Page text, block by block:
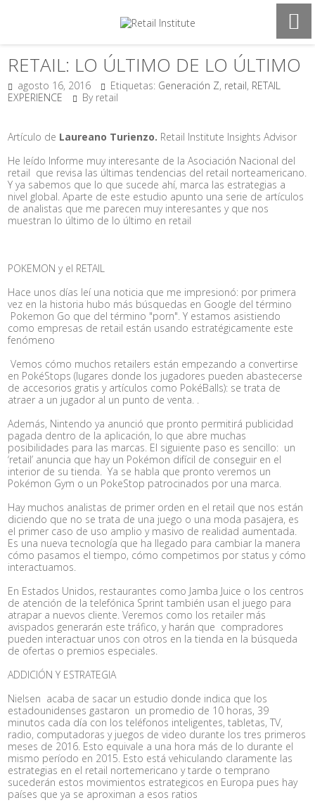
RETAIL: LO ÚLTIMO DE LO ÚLTIMO
agosto 16, 2016 Etiquetas: Generación Z, retail, RETAIL
EXPERIENCE
By retail
Artículo de Laureano Turienzo. Retail Institute Insights Advisor
He leído Informe muy interesante de la Asociación Nacional del
retail que revisa las últimas tendencias del retail norteamericano.
Y ya sabemos que lo que sucede ahí, marca las estrategias a
nivel global. Aparte de este estudio apunto una serie de artículos
de analistas que me parecen muy interesantes y que nos
muestran lo último de lo último en retail
POKEMON y el RETAIL
Hace unos días leí una noticia que me impresionó: por primera
vez en la historia hubo más búsquedas en Google del término
Pokemon Go que del término "porn". Y estamos asistiendo
como empresas de retail están usando estratégicamente este
fenómeno
Vemos cómo muchos retailers están empezando a convertirse
en PokéStops (lugares donde los jugadores pueden abastecerse
de accesorios gratis y artículos como PokéBalls): se trata de
atraer a un jugador al un punto de venta. .
Además, Nintendo ya anunció que pronto permitirá publicidad
pagada dentro de la aplicación, lo que abre muchas
posibilidades para las marcas. El siguiente paso es sencillo: un
‘retail’ anuncia que hay un Pokémon difícil de conseguir en el
interior de su tienda. Ya se habla que pronto veremos un
Pokémon Gym o un PokeStop patrocinados por una marca.
Hay muchos analistas de primer orden en el retail que nos están
diciendo que no se trata de una juego o una moda pasajera, es
el primer caso de uso amplio y masivo de realidad aumentada.
Es una nueva tecnología que ha llegado para cambiar la manera
cómo pasamos el tiempo, cómo competimos por status y cómo
interactuamos.
En Estados Unidos, restaurantes como Jamba Juice o los centros
de atención de la telefónica Sprint también usan el juego para
atrapar a nuevos cliente. Veremos como los retailer más
avispados generarán este tráfico, y harán que compradores
pueden interactuar unos con otros en la tienda en la búsqueda
de ofertas o premios especiales.
ADDICIÓN Y ESTRATEGIA
Nielsen acaba de sacar un estudio donde indica que los
estadounidenses gastaron un promedio de 10 horas, 39
minutos cada día con los teléfonos inteligentes, tabletas, TV,
radio, computadoras y juegos de video durante los tres primeros
meses de 2016. Esto equivale a una hora más de lo durante el
mismo período en 2015. Esto está vehiculando claramente las
estrategias en el retail nortemericano y tarde o temprano
sucederán estos movimientos estrategicos en Europa pues hay
países que ya se aproximan a esos ratios